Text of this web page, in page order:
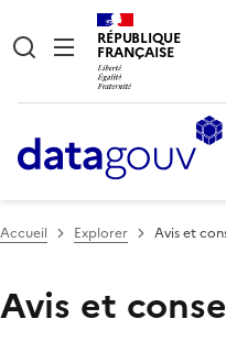
RÉPUBLIQUE
FRANÇAISE
Accueil Explorer Avis et
Avis et